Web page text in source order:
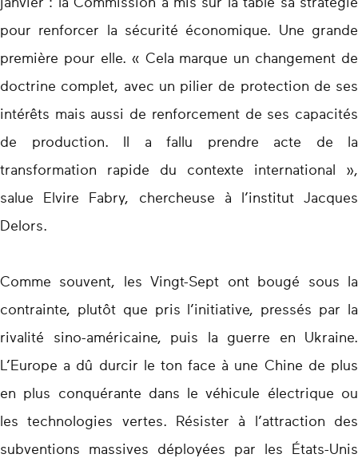
janvier : la Commission a mis sur la table sa stratégie
pour renforcer la sécurité économique. Une grande
première pour elle. « Cela marque un changement de
doctrine complet, avec un pilier de protection de ses
intérêts mais aussi de renforcement de ses capacités
de production. Il a fallu prendre acte de la
transformation rapide du contexte international »,
salue Elvire Fabry, chercheuse à l’institut Jacques
Delors.
Comme souvent, les Vingt-Sept ont bougé sous la
contrainte, plutôt que pris l’initiative, pressés par la
rivalité sino-américaine, puis la guerre en Ukraine.
L’Europe a dû durcir le ton face à une Chine de plus
en plus conquérante dans le véhicule électrique ou
les technologies vertes. Résister à l’attraction des
subventions massives déployées par les États-Unis